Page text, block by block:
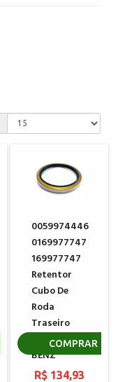
0059974446
0169977747
169977747
Retentor
Cubo De
Roda
Traseiro
MERCEDES
BENZ
R$ 134,93
COMPRAR